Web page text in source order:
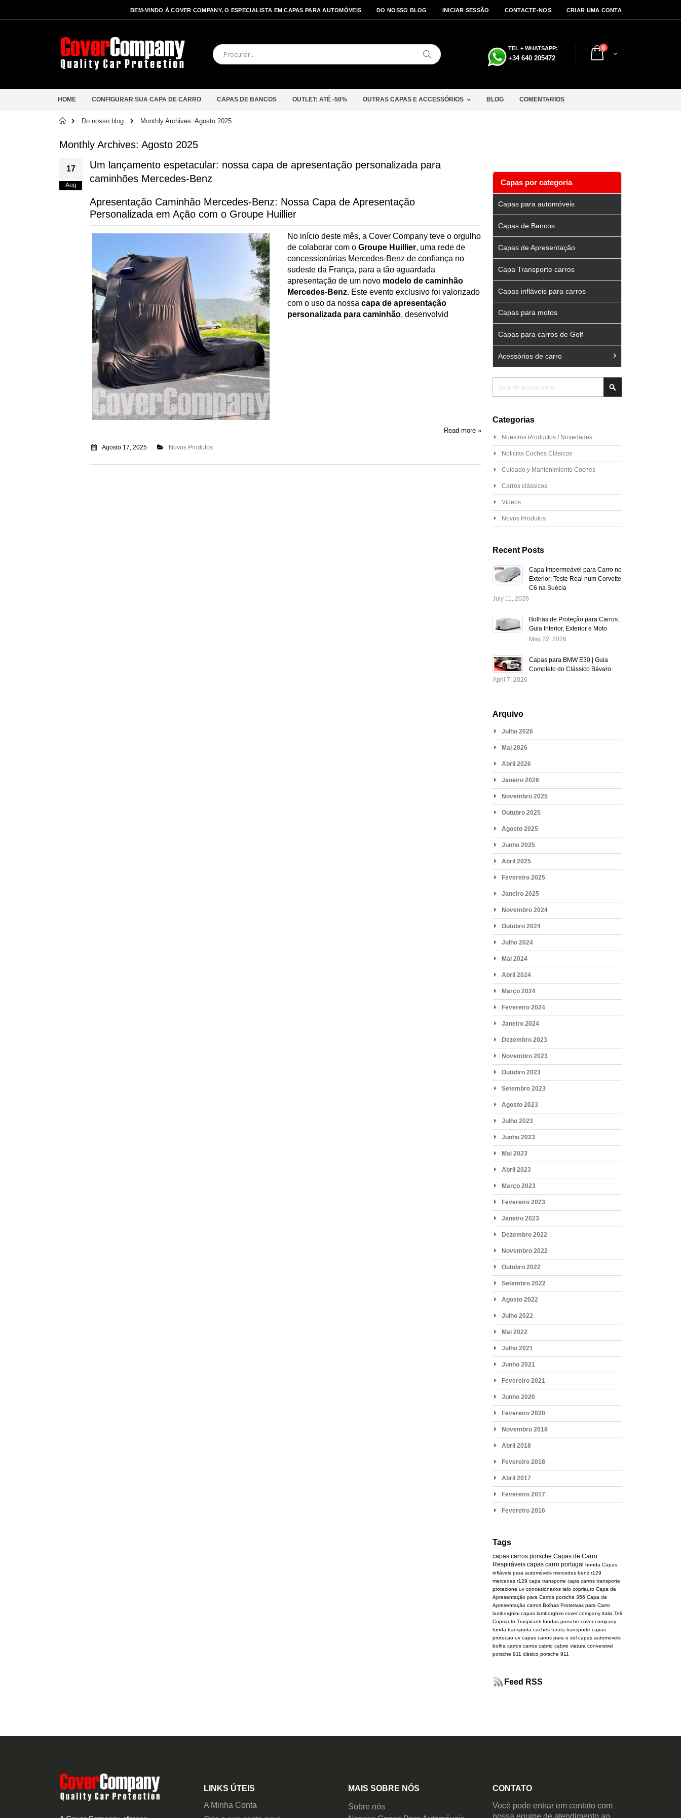
BEM-VINDO À COVER COMPANY, O ESPECIALISTA EM CAPAS PARA AUTOMÓVEIS DO NOSSO BLOG INICIAR SESSÃO CONTACTE-NOS CRIAR UMA CONTA
Cart
0artigos
Pesquisa
TEL + WHATSAPP:
+34 640 205472
HOME CONFIGURAR SUA CAPA DE CARRO CAPAS DE BANCOS OUTLET: ATÉ -50% OUTRAS CAPAS E ACCESSÓRIOS BLOG COMENTARIOS
InícioDo nosso blog Monthly Archives: Agosto 2025
Monthly Archives: Agosto 2025
17
Aug
Um lançamento espetacular: nossa capa de apresentação personalizada para
caminhões Mercedes-Benz
Apresentação Caminhão Mercedes-Benz: Nossa Capa de Apresentação
Personalizada em Ação com o Groupe Huillier
No início deste mês, a Cover Company teve o orgulho
de colaborar com o Groupe Huillier, uma rede de
concessionárias Mercedes-Benz de confiança no
sudeste da França, para a tão aguardada
apresentação de um novo modelo de caminhão
Mercedes-Benz. Este evento exclusivo foi valorizado
com o uso da nossa capa de apresentação
personalizada para caminhão, desenvolvid
Read more »
Agosto 17, 2025 Novos Produtos
Capas por categoria
Capas para automóveis
Capas de Bancos
Capas de Apresentação
Capa Transporte carros
Capas infláveis para carros
Capas para motos
Capas para carros de Golf
Acessórios de carro
Categorias
Nuestros Productos / Novedades
Noticias Coches Clásicos
Cuidado y Mantenimiento Coches
Carros clássicos
Videos
Novos Produtos
Recent Posts
Capa Impermeável para Carro no
Exterior: Teste Real num Corvette
C6 na Suécia
July 11, 2026
Bolhas de Proteção para Carros:
Guia Interior, Exterior e Moto
May 22, 2026
Capas para BMW E30 | Guia
Completo do Clássico Bávaro
April 7, 2026
Arquivo
Julho 2026
Mai 2026
Abril 2026
Janeiro 2026
Novembro 2025
Outubro 2025
Agosto 2025
Junho 2025
Abril 2025
Fevereiro 2025
Janeiro 2025
Novembro 2024
Outubro 2024
Julho 2024
Mai 2024
Abril 2024
Março 2024
Fevereiro 2024
Janeiro 2024
Dezembro 2023
Novembro 2023
Outubro 2023
Setembro 2023
Agosto 2023
Julho 2023
Junho 2023
Mai 2023
Abril 2023
Março 2023
Fevereiro 2023
Janeiro 2023
Dezembro 2022
Novembro 2022
Outubro 2022
Setembro 2022
Agosto 2022
Julho 2022
Mai 2022
Julho 2021
Junho 2021
Fevereiro 2021
Junho 2020
Fevereiro 2020
Novembro 2018
Abril 2018
Fevereiro 2018
Abril 2017
Fevereiro 2017
Fevereiro 2016
Tags
capas carros porsche Capas de Carro
Respiráveis capas carro portugal honda Capas
infláveis para automóveis mercedes benz r129
mercedes r129 capa transporte capa carros transporte
protezione uv concesionarios telo copriauto Capa de
Apresentação para Carros porsche 356 Capa de
Apresentação carros Bolhas Protetivas para Carro
lamborghini capas lamborghini cover company italia Teli
Copriauto Traspiranti fundas porsche cover company
funda transporta coches funda transporte capas
protecao uv capas carros para o sol capas automoveis
bolha carros carros cabrio cabrio viatura conversivel
porsche 911 clásico porsche 911
Feed RSS
LINKS ÚTEIS
A Minha Conta
MAIS SOBRE NÓS
Sobre nós
CONTATO
Você pode entrar em contato com
nossa equipe de atendimento ao